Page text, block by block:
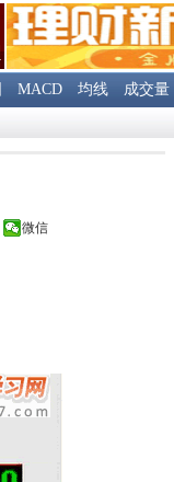
MACD 均线 成交量
微信